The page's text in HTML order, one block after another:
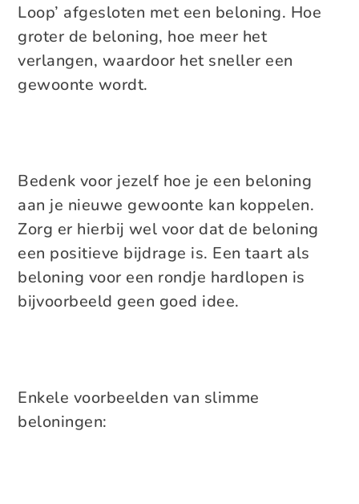
Loop’ afgesloten met een beloning. Hoe
groter de beloning, hoe meer het
verlangen, waardoor het sneller een
gewoonte wordt.
Bedenk voor jezelf hoe je een beloning
aan je nieuwe gewoonte kan koppelen.
Zorg er hierbij wel voor dat de beloning
een positieve bijdrage is. Een taart als
beloning voor een rondje hardlopen is
bijvoorbeeld geen goed idee.
Enkele voorbeelden van slimme
beloningen: